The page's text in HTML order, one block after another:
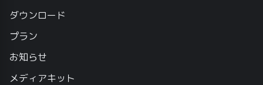
ダウンロード
プラン
お知らせ
メディアキット